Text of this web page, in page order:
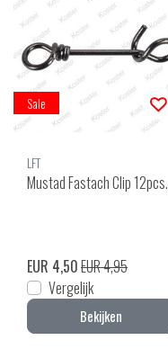
Sale
LFT
Mustad Fastach Clip 12pcs.
EUR 4,50EUR 4,95
Vergelijk
Bekijken